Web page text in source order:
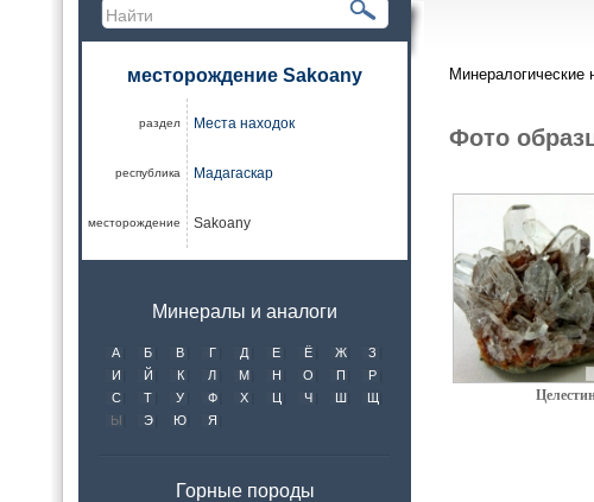
месторождение Sakoany
раздел Места находок
республика Мадагаскар
месторождение Sakoany
Минералы и аналоги
А Б В Г Д Е Ё Ж
З
И
Й К Л М Н О П
Р
С
Т У Ф Х Ц Ч Ш
Щ
Ы
Э Ю Я
Горные породы
Минералогические
Фото